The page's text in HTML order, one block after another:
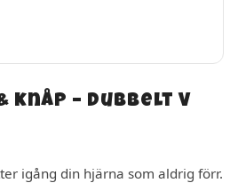
knåp – Dubbelt V
igång din hjärna som aldrig förr.